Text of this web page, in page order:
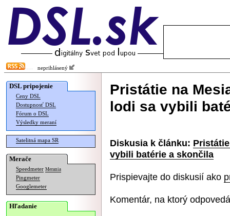
neprihlásený
DSL pripojenie
Ceny DSL
Dostupnosť DSL
Fórum o DSL
Výsledky meraní
Satelitná mapa SR
Merače
Speedmeter Merania
Pingmeter
Googlemeter
Hľadanie
Pristátie na
lodi sa vybili
Diskusia k článku:
vybili batérie a skončila
Prispievajte do diskusií ako
Komentár, na ktorý